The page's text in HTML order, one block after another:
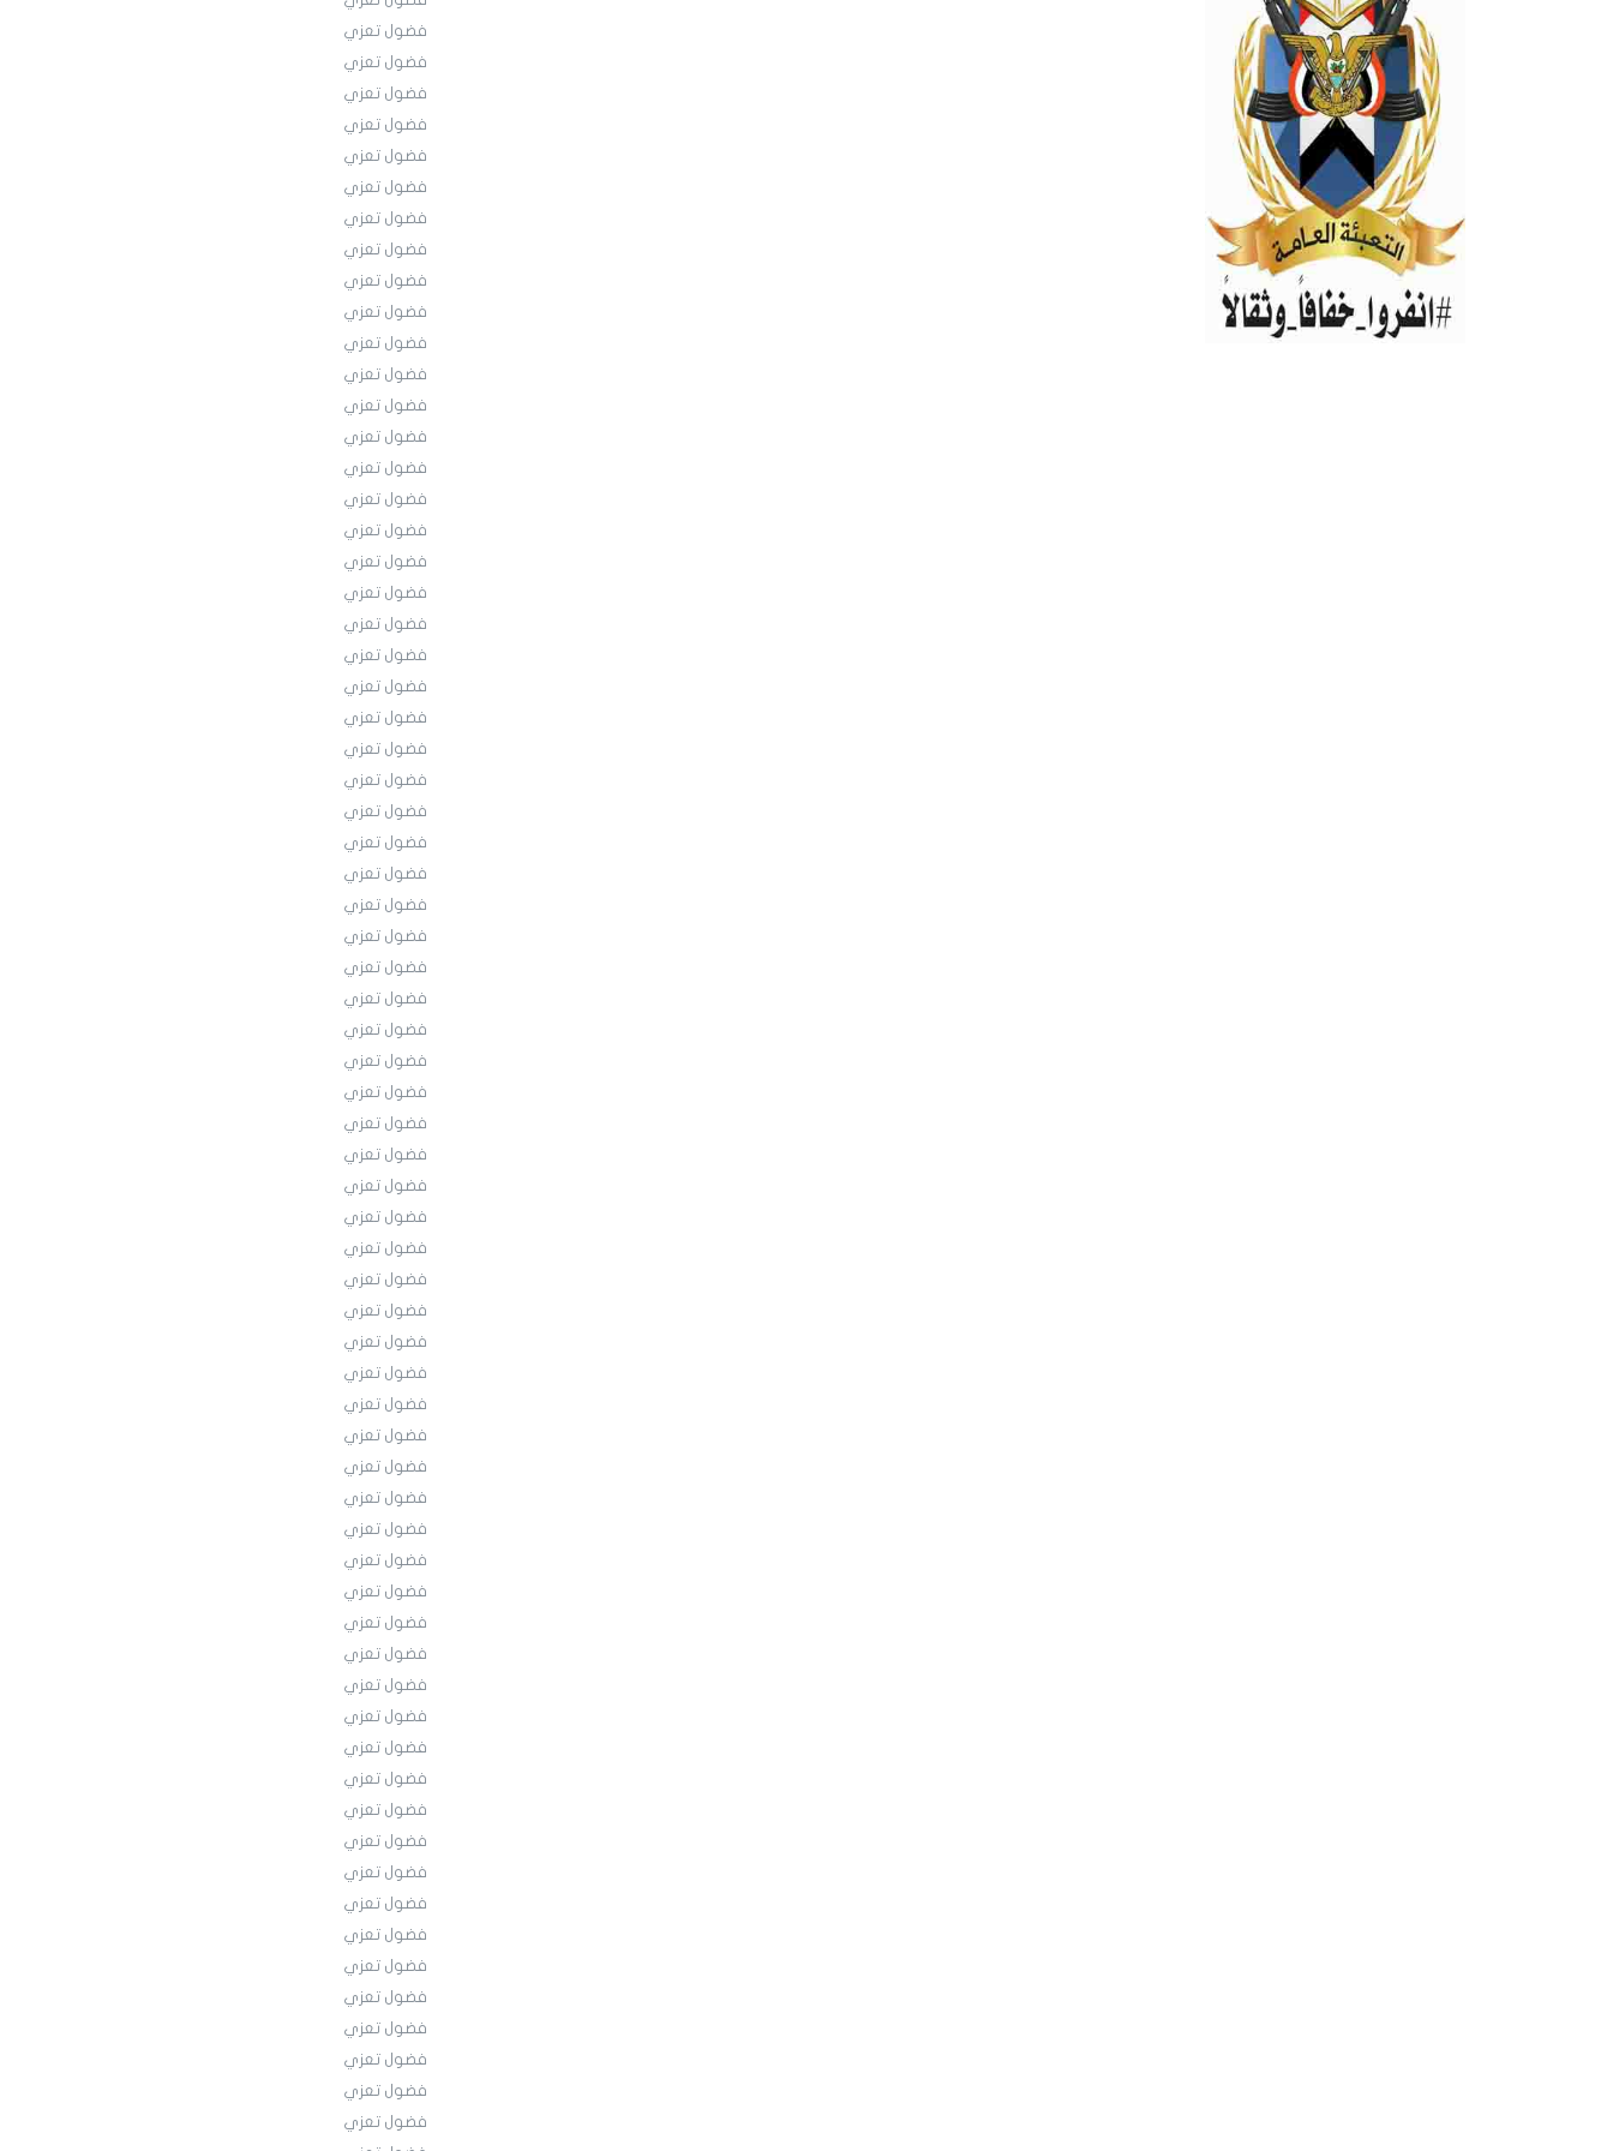
فضول تعزي
فضول تعزي
فضول تعزي
فضول تعزي
فضول تعزي
فضول تعزي
فضول تعزي
فضول تعزي
فضول تعزي
فضول تعزي
فضول تعزي
فضول تعزي
فضول تعزي
فضول تعزي
فضول تعزي
فضول تعزي
فضول تعزي
فضول تعزي
فضول تعزي
فضول تعزي
فضول تعزي
فضول تعزي
فضول تعزي
فضول تعزي
فضول تعزي
فضول تعزي
فضول تعزي
فضول تعزي
فضول تعزي
فضول تعزي
فضول تعزي
فضول تعزي
فضول تعزي
فضول تعزي
فضول تعزي
فضول تعزي
فضول تعزي
فضول تعزي
فضول تعزي
فضول تعزي
فضول تعزي
فضول تعزي
فضول تعزي
فضول تعزي
فضول تعزي
فضول تعزي
فضول تعزي
فضول تعزي
فضول تعزي
فضول تعزي
فضول تعزي
فضول تعزي
فضول تعزي
فضول تعزي
فضول تعزي
فضول تعزي
فضول تعزي
فضول تعزي
فضول تعزي
فضول تعزي
فضول تعزي
فضول تعزي
فضول تعزي
فضول تعزي
فضول تعزي
فضول تعزي
فضول تعزي
فضول تعزي